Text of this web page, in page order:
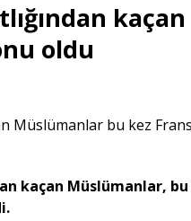
oldu
kaçan Müslümanlar,